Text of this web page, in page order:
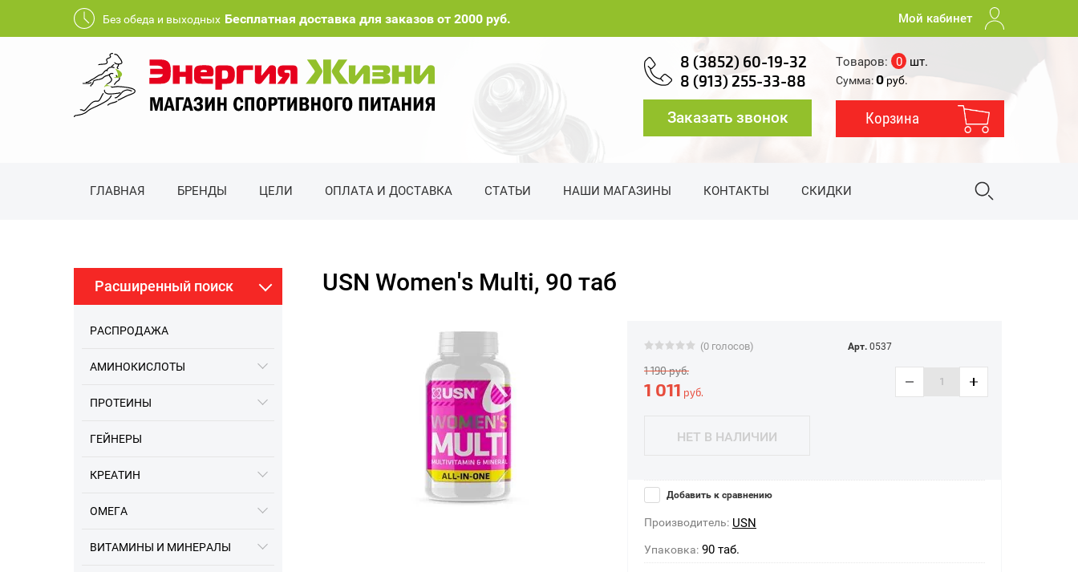
Без обеда и выходных Бесплатная доставка для заказов от 2000 руб. Мой кабинет
8 (3852) 60-19-32
8 (913) 255-33-88
Заказать звонок
Товаров: 0 шт.
Сумма:0руб.
Корзина
ГЛАВНАЯ БРЕНДЫ ЦЕЛИ ОПЛАТА И ДОСТАВКА СТАТЬИ НАШИ МАГАЗИНЫ КОНТАКТЫ СКИДКИ
Расширенный поиск
РАСПРОДАЖА
АМИНОКИСЛОТЫ
ПРОТЕИНЫ
ГЕЙНЕРЫ
КРЕАТИН
ОМЕГА
ВИТАМИНЫ И МИНЕРАЛЫ
Информация про разные
USN Women's Multi, 90 таб
(0 голосов) Арт. 0537
1 190руб.
1 011 руб.
НЕТ В НАЛИЧИИ
Добавить к сравнению
Производитель: USN
Упаковка: 90 таб.